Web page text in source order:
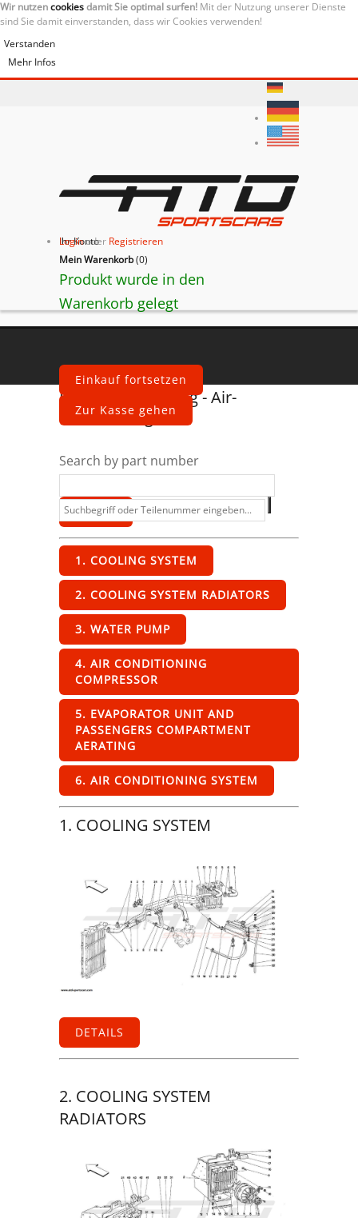
Wir nutzencookiesdamit Sie optimal surfen! Mit der Nutzung unserer Dienste
sind Sie damit einverstanden, dass wir Cookies verwenden!
Verstanden
Mehr Infos
Ihr Konto
Loginoder Registrieren
Mein Warenkorb(0)
Produkt wurde in den
Warenkorb gelegt
Einkauf fortsetzen
Zur Kasse gehen
Ferrari
Cooling - Air-
Conditioning
Search by part number
1. COOLING SYSTEM
2. COOLING SYSTEM RADIATORS
3. WATER PUMP
4. AIR CONDITIONING
COMPRESSOR
5. EVAPORATOR UNIT AND
PASSENGERS COMPARTMENT
AERATING
6. AIR CONDITIONING SYSTEM
1. COOLING SYSTEM
DETAILS
2. COOLING SYSTEM
RADIATORS